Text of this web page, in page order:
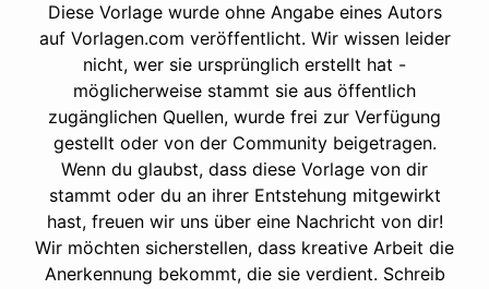
Diese Vorlage wurde ohne Angabe eines Autors
auf Vorlagen.com veröffentlicht. Wir wissen leider
nicht, wer sie ursprünglich erstellt hat -
möglicherweise stammt sie aus öffentlich
zugänglichen Quellen, wurde frei zur Verfügung
gestellt oder von der Community beigetragen.
Wenn du glaubst, dass diese Vorlage von dir
stammt oder du an ihrer Entstehung mitgewirkt
hast, freuen wir uns über eine Nachricht von dir!
Wir möchten sicherstellen, dass kreative Arbeit die
Anerkennung bekommt, die sie verdient. Schreib